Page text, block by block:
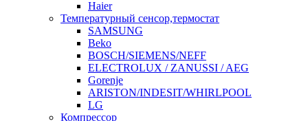
Haier
Температурный сенсор,термостат
SAMSUNG
Beko
BOSCH/SIEMENS/NEFF
ELECTROLUX / ZANUSSI / AEG
Gorenje
ARISTON/INDESIT/WHIRLPOOL
LG
Компрессор